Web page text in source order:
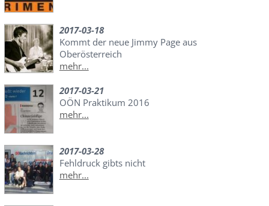
2017-03-18
Kommt der neue Jimmy Page aus
Oberösterreich
mehr...
2017-03-21
OÖN Praktikum 2016
mehr...
2017-03-28
Fehldruck gibts nicht
mehr...